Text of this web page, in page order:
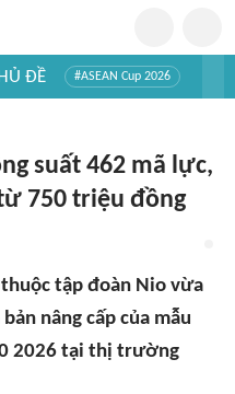
ĐỀ #ASEAN Cup 2026
suất 462 mã lực,
750 triệu đồng
tập đoàn Nio vừa
nâng cấp của mẫu
2026 tại thị trường